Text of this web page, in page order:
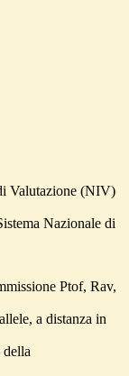
Valutazione (NIV)
Nazionale di
Ptof, Rav,
a distanza in